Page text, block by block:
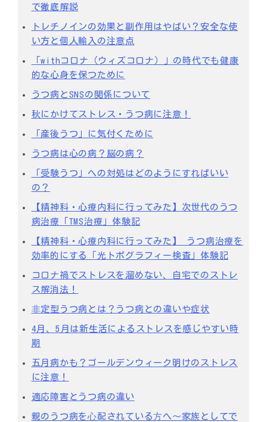
で徹底解説
トレチノインの効果と副作用はやばい？安全な使
い方と個人輸入の注意点
「withコロナ（ウィズコロナ）」の時代でも健康
的な心身を保つために
うつ病とSNSの関係について
秋にかけてストレス・うつ病に注意！
「産後うつ」に気付くために
うつ病は心の病？脳の病？
「受験うつ」への対処はどのようにすればいい
の？
【精神科・心療内科に行ってみた】次世代のうつ
病治療「TMS治療」体験記
【精神科・心療内科に行ってみた】 うつ病治療を
効率的にする「光トポグラフィー検査」体験記
コロナ禍でストレスを溜めない、自宅でのストレ
ス解消法！
⾮定型うつ病とは？うつ病との違いや症状
4月、5月は新生活によるストレスを感じやすい時
期
五月病かも？ゴールデンウィーク明けのストレス
に注意！
適応障害とうつ病の違い
親のうつ病を⼼配されている⽅へ～家族としてで